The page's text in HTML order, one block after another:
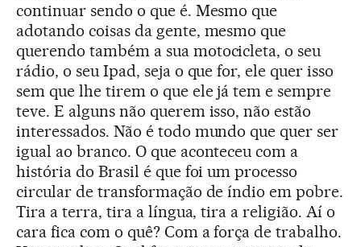
continuar sendo o que é. Mesmo que
adotando coisas da gente, mesmo que
querendo também a sua motocicleta, o seu
rádio, o seu Ipad, seja o que for, ele quer isso
sem que lhe tirem o que ele já tem e sempre
teve. E alguns não querem isso, não estão
interessados. Não é todo mundo que quer ser
igual ao branco. O que aconteceu com a
história do Brasil é que foi um processo
circular de transformação de índio em pobre.
Tira a terra, tira a língua, tira a religião. Aí o
cara fica com o quê? Com a força de trabalho.